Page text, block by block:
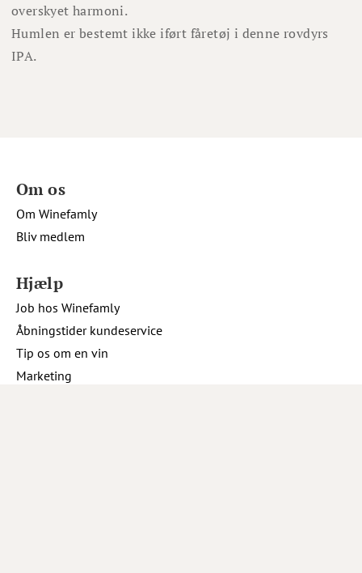
overskyet harmoni.
Humlen er bestemt ikke iført fåretøj i denne rovdyrs
IPA.
Om os
Om Winefamly
Bliv medlem
Hjælp
Job hos Winefamly
Åbningstider kundeservice
Tip os om en vin
Marketing